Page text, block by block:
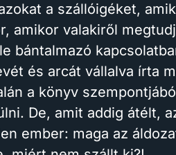
a szállóigéket,
amikor valakiről
bántalmazó
és arcát vállalva írta
a könyv
De, amit addig átélt,
ember: maga az